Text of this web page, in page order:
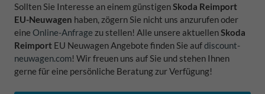
Sollten Sie Interesse an einem günstigen Skoda Reimport
EU-Neuwagen haben, zögern Sie nicht uns anzurufen oder
eine Online-Anfrage zu stellen! Alle unsere aktuellen Skoda
Reimport EU Neuwagen Angebote finden Sie aufdiscount-
neuwagen.com! Wir freuen uns auf Sie und stehen Ihnen
gerne für eine persönliche Beratung zur Verfügung!